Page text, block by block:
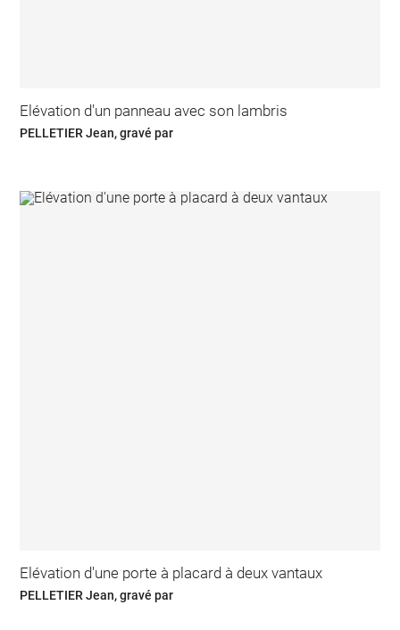
Elévation d'un panneau avec son lambris
PELLETIER Jean, gravé par
Elévation d'une porte à placard à deux vantaux
PELLETIER Jean, gravé par